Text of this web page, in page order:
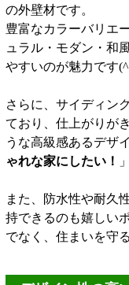
の外壁材です。
豊富なカラーバリエ
ュラル・モダン・和
やすいのが魅力です
さらに、サイディン
ており、仕上がりが
うな高級感あるデザ
ゃれな家にしたい！
また、防水性や耐久
持できるのも嬉しい
でなく、住まいを守